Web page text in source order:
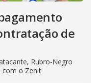
de
Rubro-Negro
com o Zenit